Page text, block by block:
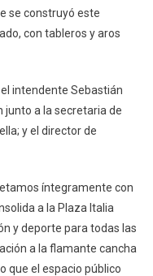
se construyó este
con tableros y aros
intendente Sebastián
junto a la secretaria de
y el director de
íntegramente con
a la Plaza Italia
y deporte para todas las
a la flamante cancha
que el espacio público